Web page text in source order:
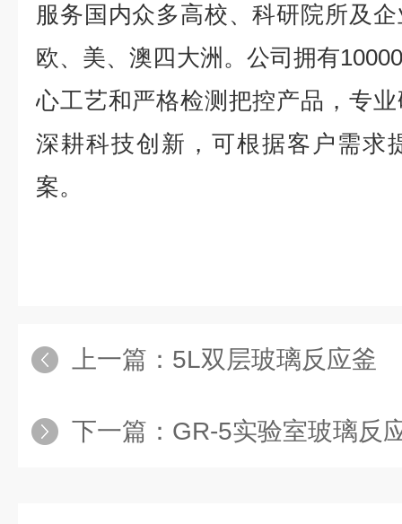
服务国内众多高校、科研院所及
欧、美、澳四大洲。公司拥有
心工艺和严格检测把控产品，专
深耕科技创新，可根据客户需求
案。
上一篇： 5L双层玻璃反应釜
下一篇： GR-5实验室玻璃反